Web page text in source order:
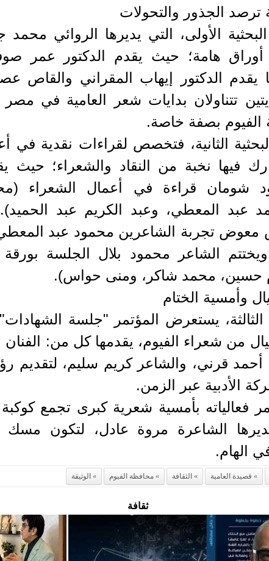
الجذور والتحولات
الأولى، التي يديرها الروائي محمد
أوراق هامة؛ حيث يقدم الدكتور عمر
يقدم الدكتور إيهاب المقراني والقاص
تتناولان بدايات شعر العامية في
بصفة خاصة.
الثانية، فتخصص لقراءات نقدية في
فيها نخبة من النقاد والشعراء؛ حيث
شومان قراءة في أعمال الشعراء
عبد المعطي، وعبد الكريم عبد الحميد).
معوض تجربة الشاعرين محمود عبد
ويختتم الشاعر محمود بلال الجلسة
حسين، محمد شاكر، ومنى حواس).
وأمسية الختام
يستعرض المؤتمر "جلسة
من شعراء الفيوم، يقدمها كل من:
أحمد قرني، والشاعر كريم سليم، لتقديم
الأدبية عبر الزمن.
فعالياته بأمسية شعرية كبرى تجمع
الشاعرة مروة عادل، لتكون مسك
الهام.
قصيدة العامية الثقافة محافظة الفيوم الوثيقة
ثقافة